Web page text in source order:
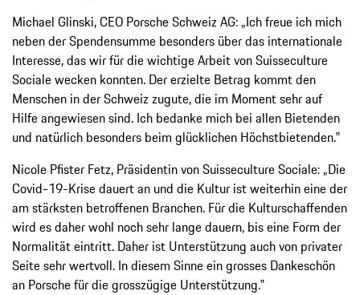
Michael Glinski, CEO Porsche Schweiz AG: „Ich freue ich mich
neben der Spendensumme besonders über das internationale
Interesse, das wir für die wichtige Arbeit von Suisseculture
Sociale wecken konnten. Der erzielte Betrag kommt den
Menschen in der Schweiz zugute, die im Moment sehr auf
Hilfe angewiesen sind. Ich bedanke mich bei allen Bietenden
und natürlich besonders beim glücklichen Höchstbietenden.‟
Nicole Pfister Fetz, Präsidentin von Suisseculture Sociale: „Die
Covid-19-Krise dauert an und die Kultur ist weiterhin eine der
am stärksten betroffenen Branchen. Für die Kulturschaffenden
wird es daher wohl noch sehr lange dauern, bis eine Form der
Normalität eintritt. Daher ist Unterstützung auch von privater
Seite sehr wertvoll. In diesem Sinne ein grosses Dankeschön
an Porsche für die grosszügige Unterstützung.‟